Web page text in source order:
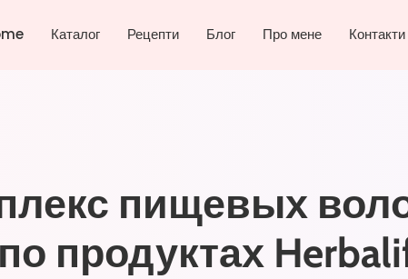
Каталог Рецепти Блог Про мене Контакти
пищевых
продуктах